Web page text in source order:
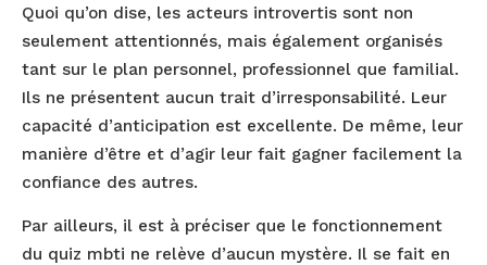
Quoi qu’on dise, les acteurs introvertis sont non
seulement attentionnés, mais également organisés
tant sur le plan personnel, professionnel que familial.
Ils ne présentent aucun trait d’irresponsabilité. Leur
capacité d’anticipation est excellente. De même, leur
manière d’être et d’agir leur fait gagner facilement la
confiance des autres.
Par ailleurs, il est à préciser que le fonctionnement
du quiz mbti ne relève d’aucun mystère. Il se fait en